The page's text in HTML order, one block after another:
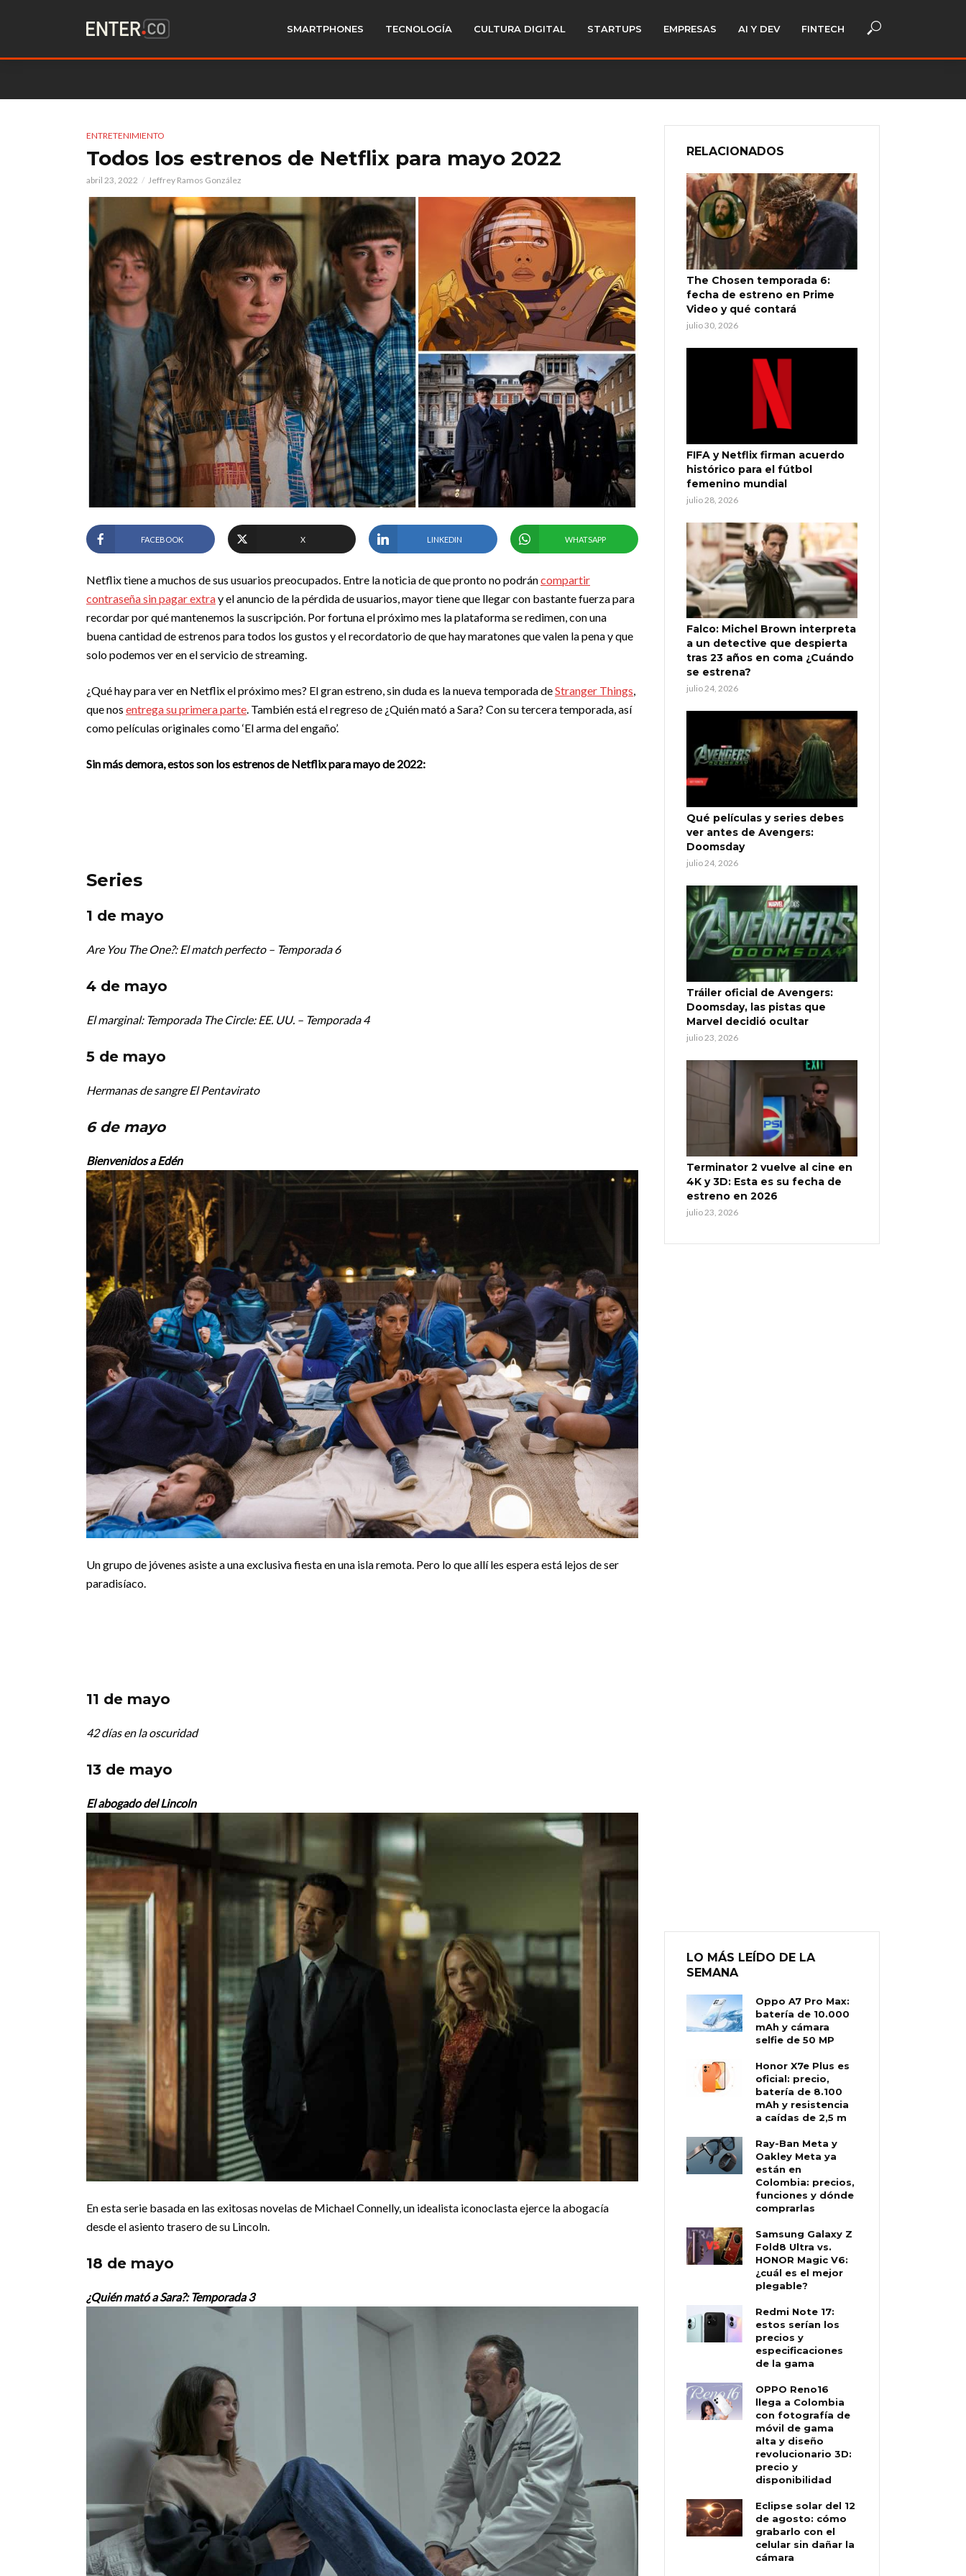
SMARTPHONES TECNOLOGÍA CULTURA DIGITAL STARTUPS EMPRESAS AI Y DEV FINTECH
ENTRETENIMIENTO
Todos los estrenos de Netflix para mayo 2022
abril 23, 2022 Jeffrey Ramos González
FACEBOOK X LINKEDIN WHATSAPP
Netflix tiene a muchos de sus usuarios preocupados. Entre la noticia de que pronto no podráncompartir
contraseña sin pagar extray el anuncio de la pérdida de usuarios, mayor tiene que llegar con bastante fuerza para
recordar por qué mantenemos la suscripción. Por fortuna el próximo mes la plataforma se redimen, con una
buena cantidad de estrenos para todos los gustos y el recordatorio de que hay maratones que valen la pena y que
solo podemos ver en el servicio de streaming.
¿Qué hay para ver en Netflix el próximo mes? El gran estreno, sin duda es la nueva temporada deStranger Things,
que nos entrega su primera parte. También está el regreso de ¿Quién mató a Sara? Con su tercera temporada, así
como películas originales como ‘El arma del engaño’.
Sin más demora, estos son los estrenos de Netflix para mayo de 2022:
Series
1 de mayo
Are You The One?: El match perfecto – Temporada 6
4 de mayo
El marginal: Temporada The Circle: EE. UU. – Temporada 4
5 de mayo
Hermanas de sangreEl Pentavirato
6 de mayo
Bienvenidos a Edén
Un grupo de jóvenes asiste a una exclusiva fiesta en una isla remota. Pero lo que allí les espera está lejos de ser
paradisíaco.
11 de mayo
42 días en la oscuridad
13 de mayo
El abogado del Lincoln
En esta serie basada en las exitosas novelas de Michael Connelly, un idealista iconoclasta ejerce la abogacía
desde el asiento trasero de su Lincoln.
18 de mayo
¿Quién mató a Sara?: Temporada 3
RELACIONADOS
The Chosen temporada 6:
fecha de estreno en Prime
Video y qué contará
julio 30, 2026
FIFA y Netflix firman acuerdo
histórico para el fútbol
femenino mundial
julio 28, 2026
Falco: Michel Brown interpreta
a un detective que despierta
tras 23 años en coma ¿Cuándo
se estrena?
julio 24, 2026
Qué películas y series debes
ver antes de Avengers:
Doomsday
julio 24, 2026
Tráiler oficial de Avengers:
Doomsday, las pistas que
Marvel decidió ocultar
julio 23, 2026
Terminator 2 vuelve al cine en
4K y 3D: Esta es su fecha de
estreno en 2026
julio 23, 2026
LO MÁS LEÍDO DE LA
SEMANA
Oppo A7 Pro Max:
batería de 10.000
mAh y cámara
selfie de 50 MP
Honor X7e Plus es
oficial: precio,
batería de 8.100
mAh y resistencia
a caídas de 2,5 m
Ray-Ban Meta y
Oakley Meta ya
están en
Colombia: precios,
funciones y dónde
comprarlas
Samsung Galaxy Z
Fold8 Ultra vs.
HONOR Magic V6:
¿cuál es el mejor
plegable?
Redmi Note 17:
estos serían los
precios y
especificaciones
de la gama
OPPO Reno16
llega a Colombia
con fotografía de
móvil de gama
alta y diseño
revolucionario 3D:
precio y
disponibilidad
Eclipse solar del 12
de agosto: cómo
grabarlo con el
celular sin dañar la
cámara